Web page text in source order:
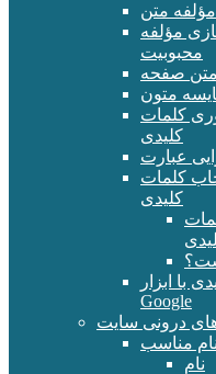
متن
مؤلفه
محبوبیت
متن صفحه
متون
کلمات
کلیدی
عبارت
کلمات
کلیدی
با ابزار
Google
نام مناسب
نام